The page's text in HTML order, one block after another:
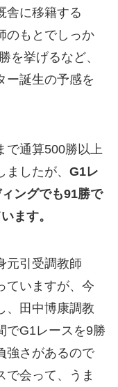
舎に移籍する
のもとでしっか
を挙げるなど、
ー誕生の予感を
で通算500勝以上
したが、 G1レ
ングでも91勝で
ます。
元引受調教師
ていますが、今
、田中博康調教
でG1レースを9勝
強さがあるので
で会って、うま